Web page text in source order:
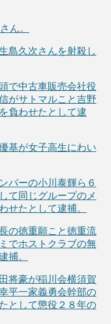
ん。
島久次さんを射殺し
で中古車販売会社役
がサトマルこと吉野
負わせたとして逮
基が女子高生にわい
バーの小川泰輝ら６
て同じグループのメ
せたとして逮捕。
の徳重願こと徳重流
でホストクラブの無
捕。
将豪が稲川会横須賀
平一家義勇会幹部の
として懲役２８年の